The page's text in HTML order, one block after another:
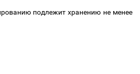
подлежит хранению не менее